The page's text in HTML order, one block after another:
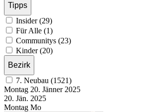
Tipps
Insider (29)
Für Alle (1)
Communitys (23)
Kinder (20)
Bezirk
7. Neubau (1521)
Montag 20. Jänner 2025
20. Jän. 2025
Montag Mo